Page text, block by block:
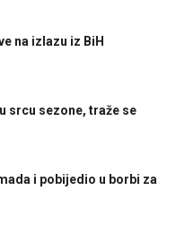
na izlazu iz BiH
srcu sezone, traže se
i pobijedio u borbi za